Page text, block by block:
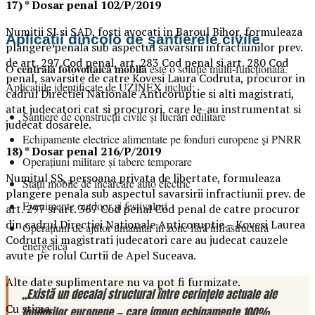
17) * Dosar penal 102/P/2019
Numitii SI si SAD, fosti avocati in Baroul Bihor, formuleaza
plangere penala sub aspectul savarsirii infractiunilor prev.
de art. 297 Cod penal, art. 283 Cod penal si art. 280 Cod
penal, savarsite de catre Kovesi Laura Codruta, procuror in
cadrul Directiei Nationale Anticoruptie si alti magistrati,
atat judecatori cat si procurori, care le-au instrumentat si
judecat dosarele.
18) * Dosar penal 216/P/2019
Numitul SS, persoana privata de libertate, formuleaza
plangere penala sub aspectul savarsirii infractiunii prev. de
art. 297 si art. 367 Cod penal Cod penal de catre procuror
din cadrul Directiei Nationale Anticoruptie – Kovesi Laurea
Codruta si magistrati judecatori care au judecat cauzele
avute pe rolul Curtii de Apel Suceava.
Alte date suplimentare nu va pot fi furmizate.
Cu stima,
Aplicații dincolo de șantierele civile
Ocentrală fotovoltaică mobilăeste o soluție multi-funcțională.
Aplicațiile identificate de UZINEX includ:
Șantiere de construcții civile și lucrări edilitare
Echipamente electrice alimentate pe fonduri europene și PNRR
Operațiuni militare și tabere temporare
Stații mobile de încărcare auto electric
Evenimente outdoor și festivaluri
Operațiuni de ajutor umanitar în zone fără infrastructură
energetică
„Există un decalaj structural între cerințele actuale ale